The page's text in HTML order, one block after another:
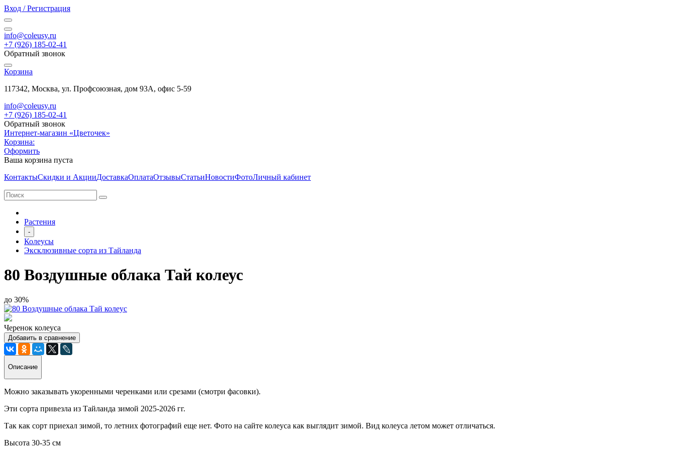
Вход / Регистрация
info@coleusy.ru
+7 (926) 185-02-41
Обратный звонок
Корзина
117342, Москва, ул. Профсоюзная, дом 93А, офис 5-59
info@coleusy.ru
+7 (926) 185-02-41
Обратный звонок
Интернет-магазин «Цветочек»
Корзина:
Оформить
Ваша корзина пуста
КонтактыСкидки и АкцииДоставкаОплатаОтзывыСтатьиНовостиФотоЛичный кабинет
Растения
-
Колеусы
Эксклюзивные сорта из Тайланда
80 Воздушные облака Тай колеус
до 30%
Черенок колеуса
Добавить в сравнение
Описание
Можно заказывать укоренными черенками или срезами (смотри фасовки).
Эти сорта привезла из Тайланда зимой 2025-2026 гг.
Так как сорт приехал зимой, то летних фотографий еще нет. Фото на сайте колеуса как выглядит зимой. Вид колеуса летом может отличаться.
Высота 30-35 см